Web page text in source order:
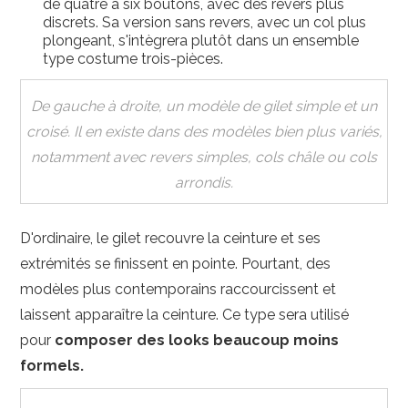
de quatre à six boutons, avec des revers plus
discrets. Sa version sans revers, avec un col plus
plongeant, s'intègrera plutôt dans un ensemble
type costume trois-pièces.
De gauche à droite, un modèle de gilet simple et un
croisé. Il en existe dans des modèles bien plus variés,
notamment avec revers simples, cols châle ou cols
arrondis.
D'ordinaire, le gilet recouvre la ceinture et ses
extrémités se finissent en pointe. Pourtant, des
modèles plus contemporains raccourcissent et
laissent apparaître la ceinture. Ce type sera utilisé
pour composer des looks beaucoup moins
formels.